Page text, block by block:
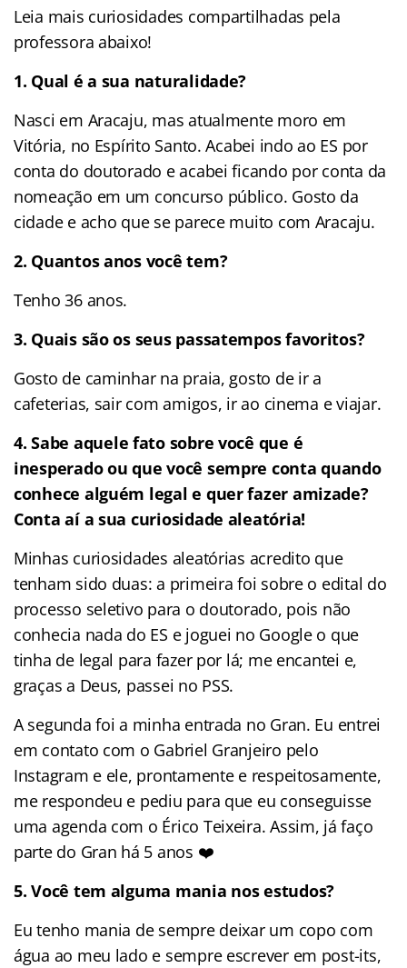
Leia mais curiosidades compartilhadas pela
professora abaixo!
1. Qual é a sua naturalidade?
Nasci em Aracaju, mas atualmente moro em
Vitória, no Espírito Santo. Acabei indo ao ES por
conta do doutorado e acabei ficando por conta da
nomeação em um concurso público. Gosto da
cidade e acho que se parece muito com Aracaju.
2. Quantos anos você tem?
Tenho 36 anos.
3. Quais são os seus passatempos favoritos?
Gosto de caminhar na praia, gosto de ir a
cafeterias, sair com amigos, ir ao cinema e viajar.
4.Sabe aquele fato sobre você que é
inesperado ou que você sempre conta quando
conhece alguém legal e quer fazer amizade?
Conta aí a sua curiosidade aleatória!
Minhas curiosidades aleatórias acredito que
tenham sido duas: a primeira foi sobre o edital do
processo seletivo para o doutorado, pois não
conhecia nada do ES e joguei no Google o que
tinha de legal para fazer por lá; me encantei e,
graças a Deus, passei no PSS.
A segunda foi a minha entrada no Gran. Eu entrei
em contato com o Gabriel Granjeiro pelo
Instagram e ele, prontamente e respeitosamente,
me respondeu e pediu para que eu conseguisse
uma agenda com o Érico Teixeira. Assim, já faço
parte do Gran há 5 anos ❤️
5. Você tem alguma mania nos estudos?
Eu tenho mania de sempre deixar um copo com
água ao meu lado e sempre escrever em post-its,